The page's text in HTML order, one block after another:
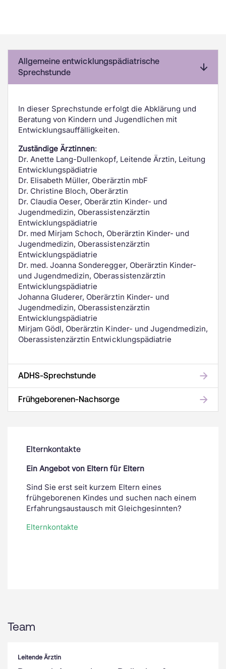
Allgemeine entwicklungspädiatrische
Sprechstunde
In dieser Sprechstunde erfolgt die Abklärung und
Beratung von Kindern und Jugendlichen mit
Entwicklungsauffälligkeiten.
Zuständige Ärztinnen:
Dr. Anette Lang-Dullenkopf, Leitende Ärztin, Leitung
Entwicklungspädiatrie
Dr. Elisabeth Müller, Oberärztin mbF
Dr. Christine Bloch, Oberärztin
Dr. Claudia Oeser, Oberärztin Kinder- und
Jugendmedizin, Oberassistenzärztin
Entwicklungspädiatrie
Dr. med Mirjam Schoch, Oberärztin Kinder- und
Jugendmedizin, Oberassistenzärztin
Entwicklungspädiatrie
Dr. med. Joanna Sonderegger, Oberärztin Kinder-
und Jugendmedizin, Oberassistenzärztin
Entwicklungspädiatrie
Johanna Gluderer, Oberärztin Kinder- und
Jugendmedizin, Oberassistenzärztin
Entwicklungspädiatrie
Mirjam Gödl, Oberärztin Kinder- und Jugendmedizin,
Oberassistenzärztin Entwicklungspädiatrie
ADHS-Sprechstunde
Frühgeborenen-Nachsorge
Elternkontakte
Ein Angebot von Eltern für Eltern
Sind Sie erst seit kurzem Eltern eines
frühgeborenen Kindes und suchen nach einem
Erfahrungsaustausch mit Gleichgesinnten?
Elternkontakte
Team
Leitende Ärztin